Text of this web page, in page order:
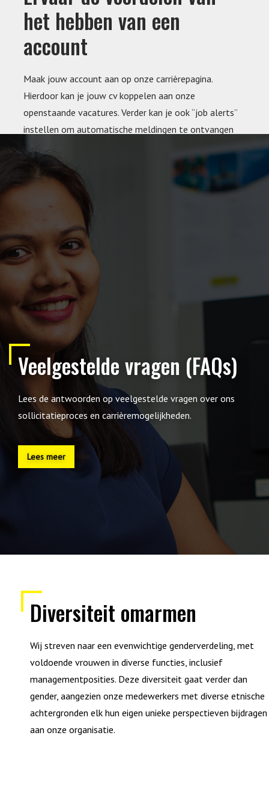
het hebben van een
account
Maak jouw account aan op onze carrièrepagina.
Hierdoor kan je jouw cv koppelen aan onze
openstaande vacatures. Verder kan je ook “job alerts”
instellen om automatische meldingen te ontvangen
Lees meer.
Veelgestelde vragen (FAQs)
Lees de antwoorden op veelgestelde vragen over ons
sollicitatieproces en carrièremogelijkheden.
Lees meer
Diversiteit omarmen
Wij streven naar een evenwichtige genderverdeling, met
voldoende vrouwen in diverse functies, inclusief
managementposities. Deze diversiteit gaat verder dan
gender, aangezien onze medewerkers met diverse etnische
achtergronden elk hun eigen unieke perspectieven bijdragen
aan onze organisatie.